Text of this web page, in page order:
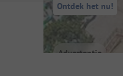
Ontdek het nu!